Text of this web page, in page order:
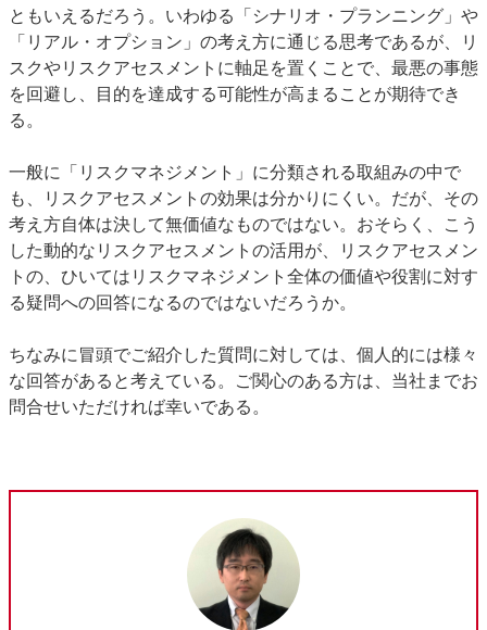
ともいえるだろう。いわゆる「シナリオ・プランニング」や
「リアル・オプション」の考え方に通じる思考であるが、リ
スクやリスクアセスメントに軸足を置くことで、最悪の事態
を回避し、目的を達成する可能性が高まることが期待でき
る。
一般に「リスクマネジメント」に分類される取組みの中で
も、リスクアセスメントの効果は分かりにくい。だが、その
考え方自体は決して無価値なものではない。おそらく、こう
した動的なリスクアセスメントの活用が、リスクアセスメン
トの、ひいてはリスクマネジメント全体の価値や役割に対す
る疑問への回答になるのではないだろうか。
ちなみに冒頭でご紹介した質問に対しては、個人的には様々
な回答があると考えている。ご関心のある方は、当社までお
問合せいただければ幸いである。